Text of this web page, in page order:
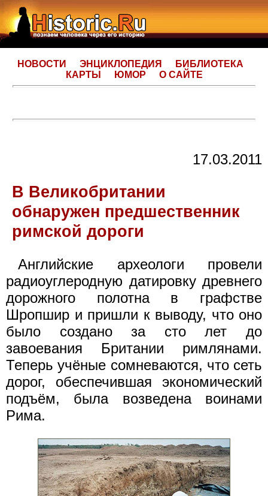
НОВОСТИ ЭНЦИКЛОПЕДИЯ
БИБЛИОТЕКА
КАРТЫ
ЮМОР О САЙТЕ
17.03.2011
В Великобритании
обнаружен предшественник
римской дороги
Английские археологи провели
радиоуглеродную датировку древнего
дорожного полотна в графстве
Шропшир и пришли к выводу, что оно
было создано за сто лет до
завоевания Британии римлянами.
Теперь учёные сомневаются, что сеть
дорог, обеспечившая экономический
подъём, была возведена воинами
Рима.